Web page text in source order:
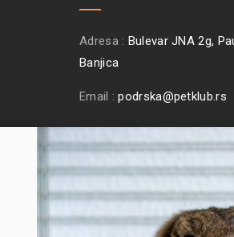
Adresa : Bulevar JNA 2g,
Banjica
Email :podrska@petklub.rs
Prijavite se